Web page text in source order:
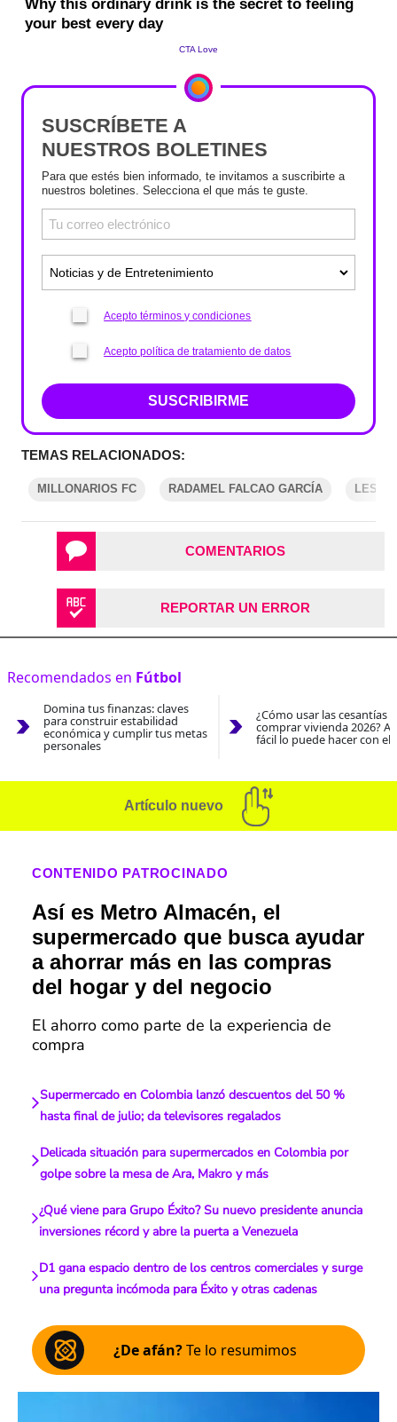
SUSCRÍBETE A
NUESTROS BOLETINES
Para que estés bien informado, te invitamos a suscribirte a
nuestros boletines. Selecciona el que más te guste.
Acepto términos y condiciones
Acepto política de tratamiento de datos
SUSCRIBIRME
TEMAS RELACIONADOS:
MILLONARIOS FC RADAMEL FALCAO GARCÍA LESIÓN
COMENTARIOS
REPORTAR UN ERROR
Recomendados en Fútbol
Domina tus finanzas: claves
para construir estabilidad
económica y cumplir tus metas
personales
¿Cómo usar las cesantías
comprar vivienda 2026?
fácil lo puede hacer con el
Artículo nuevo
CONTENIDO PATROCINADO
Así es Metro Almacén, el
supermercado que busca ayudar
a ahorrar más en las compras
del hogar y del negocio
El ahorro como parte de la experiencia de
compra
Supermercado en Colombia lanzó descuentos del 50 %
hasta final de julio; da televisores regalados
Delicada situación para supermercados en Colombia por
golpe sobre la mesa de Ara, Makro y más
¿Qué viene para Grupo Éxito? Su nuevo presidente anuncia
inversiones récord y abre la puerta a Venezuela
D1 gana espacio dentro de los centros comerciales y surge
una pregunta incómoda para Éxito y otras cadenas
¿De afán?Te lo resumimos